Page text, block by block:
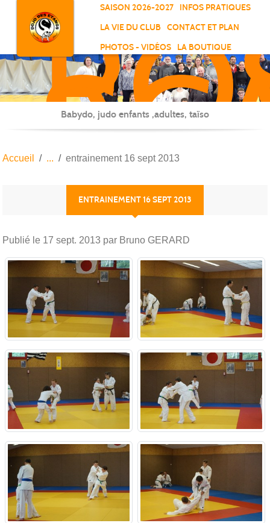
SAISON 2026-2027
INFOS PRATIQUES
LA VIE DU CLUB
CONTACT ET PLAN
PHOTOS - VIDÉOS
LA BOUTIQUE
-
-
Babydo, judo enfants ,adultes, taïso
Accueil entrainement 16 sept 2013
ENTRAINEMENT 16 SEPT 2013
Publié le 17 sept. 2013 par Bruno GERARD
Panneau de gestion des cookies